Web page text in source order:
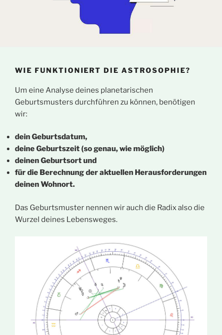
WIE FUNKTIONIERT DIE ASTROSOPHIE?
Um eine Analyse deines planetarischen
Geburtsmusters durchführen zu können, benötigen
wir:
dein Geburtsdatum,
deine Geburtszeit (so genau, wie möglich)
deinen Geburtsort und
für die Berechnung der aktuellen Herausforderungen
deinen Wohnort.
Das Geburtsmuster nennen wir auch die Radix also die
Wurzel deines Lebensweges.